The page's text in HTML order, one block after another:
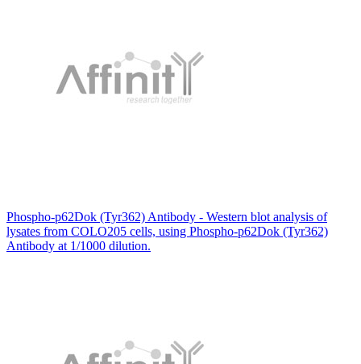
Phospho-p62Dok (Tyr362) Antibody - Western blot analysis of
lysates from COLO205 cells, using Phospho-p62Dok (Tyr362)
Antibody at 1/1000 dilution.